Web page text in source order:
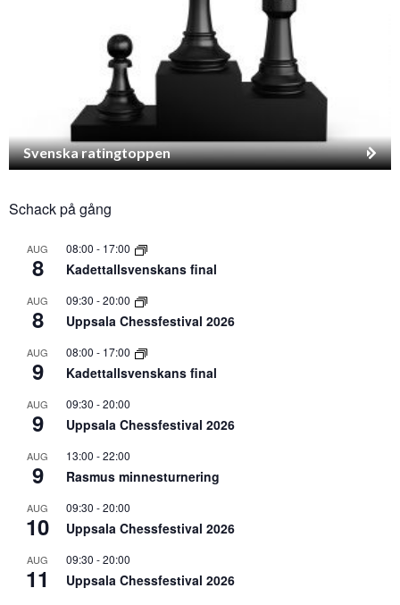
Svenska ratingtoppen
Schack på gång
AUG
8
08:00 - 17:00
Kadettallsvenskans final
AUG
8
09:30 -20:00
Uppsala Chessfestival 2026
AUG
9
08:00 - 17:00
Kadettallsvenskans final
AUG
9
09:30 -20:00
Uppsala Chessfestival 2026
AUG
9
13:00 -22:00
Rasmus minnesturnering
AUG
10
09:30 -20:00
Uppsala Chessfestival 2026
AUG
11
09:30 -20:00
Uppsala Chessfestival 2026